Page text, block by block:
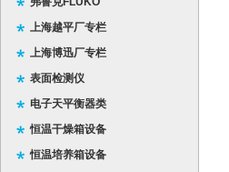
上海越平厂专栏
上海博迅厂专栏
表面检测仪
电子天平衡器类
恒温干燥箱设备
恒温培养箱设备